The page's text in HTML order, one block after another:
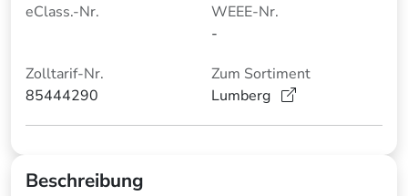
eClass.-Nr.
WEEE-Nr.
-
Zolltarif-Nr.
85444290
Zum Sortiment
Lumberg
Beschreibung